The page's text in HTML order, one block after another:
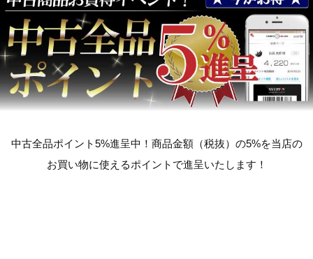
中古全品ポイント5%進呈中！商品金額（税抜）の5%を当店の
お買い物に使えるポイントで進呈いたします！